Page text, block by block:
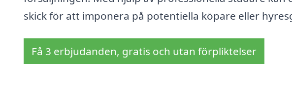
skick för att imponera på potentiella köpare eller
Få 3 erbjudanden, gratis och utan förpliktelser